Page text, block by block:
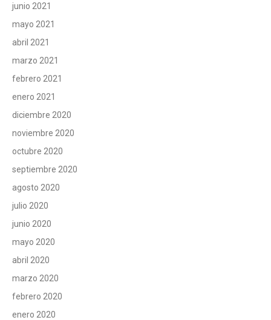
junio 2021
mayo 2021
abril 2021
marzo 2021
febrero 2021
enero 2021
diciembre 2020
noviembre 2020
octubre 2020
septiembre 2020
agosto 2020
julio 2020
junio 2020
mayo 2020
abril 2020
marzo 2020
febrero 2020
enero 2020